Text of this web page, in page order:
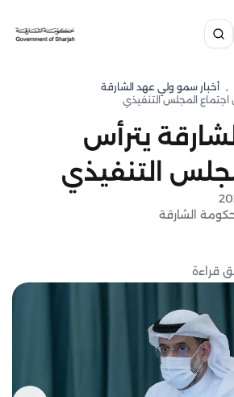
, ⁠أخبار سمو ولي عهد الشارقة
اجتماع المجلس التنفيذي
يترأس
التنفيذي
الشارقة